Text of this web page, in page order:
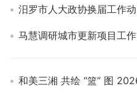
马慧调研城市更新项目工作